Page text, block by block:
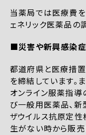
当薬局では医療費
ェネリック医薬品の
■災害や新興感染
都道府県と医療措
を締結しています。
オンライン服薬指
び一般用医薬品、新
ザウイルス抗原定
生がない時から販売